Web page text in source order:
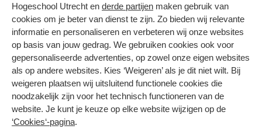
Hogeschool Utrecht en derde partijen maken gebruik van
cookies om je beter van dienst te zijn. Zo bieden wij relevante
informatie en personaliseren en verbeteren wij onze websites
op basis van jouw gedrag. We gebruiken cookies ook voor
gepersonaliseerde advertenties, op zowel onze eigen websites
als op andere websites. Kies ‘Weigeren’ als je dit niet wilt. Bij
weigeren plaatsen wij uitsluitend functionele cookies die
noodzakelijk zijn voor het technisch functioneren van de
website. Je kunt je keuze op elke website wijzigen op de
‘Cookies‘-pagina.
Contact
Master
Post-master
Studiekeuze deeltijd
HU Bibliotheek
HU Ontwikkelt
Duurzame HU
Intranet
Trajectum
Hier komt alles samen
Colofon
Privacy
Cookies